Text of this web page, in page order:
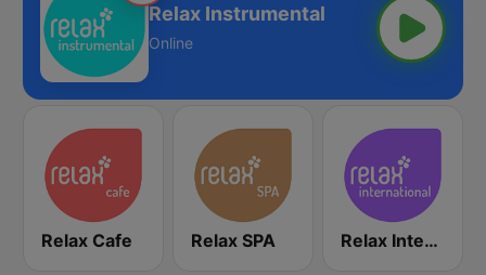
Relax Instrumental
Online
Relax Cafe Relax SPA Relax International